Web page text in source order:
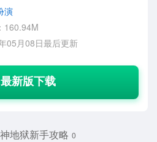
演
160.94M
05月08日最后更新
地狱新手攻略 0